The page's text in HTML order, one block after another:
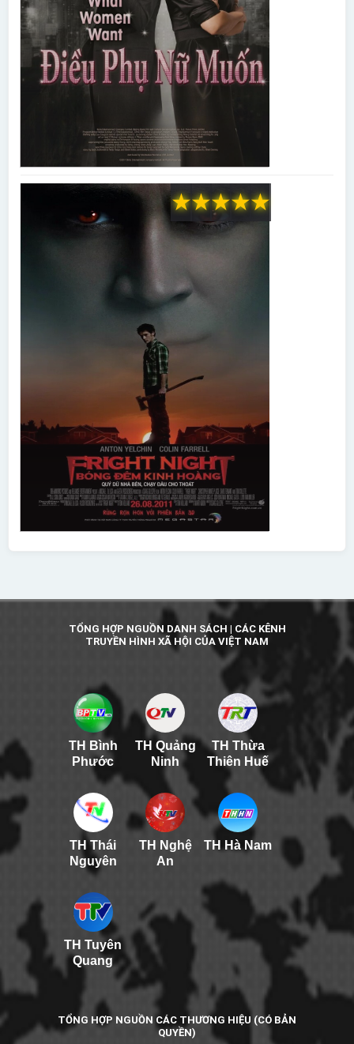
★
★
★
★
★
TỔNG HỢP NGUỒN DANH SÁCH | CÁC KÊNH
TRUYỀN HÌNH XÃ HỘI CỦA VIỆT NAM
TH Bình
Phước
TH Quảng
Ninh
TH Thừa
Thiên Huế
TH Thái
Nguyên
TH Nghệ
An
TH Hà Nam
TH Tuyên
Quang
TỔNG HỢP NGUỒN CÁC THƯƠNG HIỆU (CÓ BẢN
QUYỀN)